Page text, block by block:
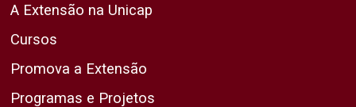
A Extensão na Unicap
Cursos
Promova a Extensão
Programas e Projetos